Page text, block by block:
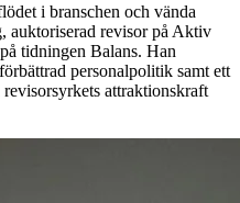
i branschen och vända
auktoriserad revisor på Aktiv
tidningen Balans. Han
personalpolitik samt ett
attraktionskraft